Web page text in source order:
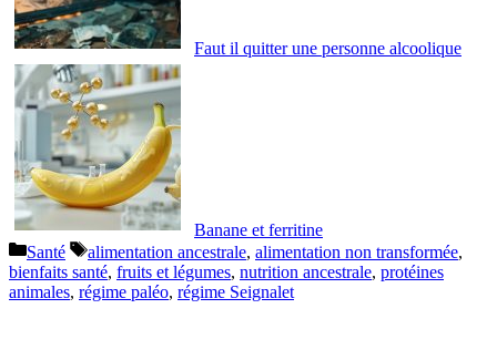
Faut il quitter une personne alcoolique
Banane et ferritine
Catégories
Santé Étiquettes
alimentation ancestrale, alimentation non transformée,
bienfaits santé, fruits et légumes, nutrition ancestrale, protéines
animales, régime paléo, régime Seignalet